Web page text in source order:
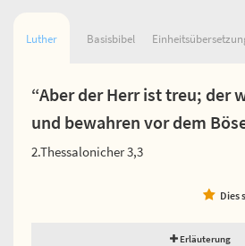
Luther Basisbibel Einheitsübersetzung
“Aber der Herr ist treu; der
und bewahren vor dem
2.Thessalonicher 3,3
Dies
Erläuterung